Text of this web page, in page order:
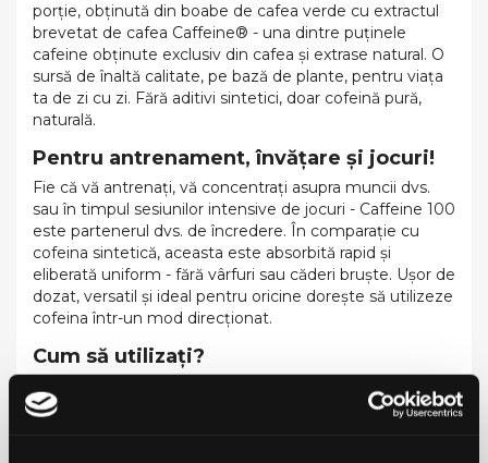
porție, obținută din boabe de cafea verde cu extractul
brevetat de cafea Caffeine® - una dintre puținele
cafeine obținute exclusiv din cafea și extrase natural. O
sursă de înaltă calitate, pe bază de plante, pentru viața
ta de zi cu zi. Fără aditivi sintetici, doar cofeină pură,
naturală.
Pentru antrenament, învățare și jocuri!
Fie că vă antrenați, vă concentrați asupra muncii dvs.
sau în timpul sesiunilor intensive de jocuri - Caffeine 100
este partenerul dvs. de încredere. În comparație cu
cofeina sintetică, aceasta este absorbită rapid și
eliberată uniform - fără vârfuri sau căderi bruște. Ușor de
dozat, versatil și ideal pentru oricine dorește să utilizeze
cofeina într-un mod direcționat.
Cum să utilizați?
Consumați 1 capsula pe zi (100mg cafeină/capsulă), cu
suficient lichid.